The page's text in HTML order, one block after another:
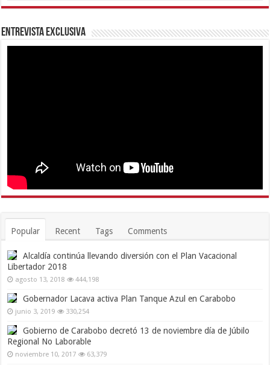
Entrevista Exclusiva
Popular Recent Tags Comments
Alcaldía continúa llevando diversión con el Plan Vacacional
Libertador 2018
agosto 13, 2018 444,198
Gobernador Lacava activa Plan Tanque Azul en Carabobo
junio 3, 2019 330,254
Gobierno de Carabobo decretó 13 de noviembre día de Júbilo
Regional No Laborable
noviembre 10, 2017 63,379